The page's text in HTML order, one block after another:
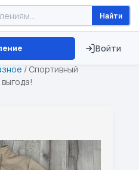
Найти
Войти
⏱ ТОЛЬКО 15 ДНЕЙ
/ Спортивный